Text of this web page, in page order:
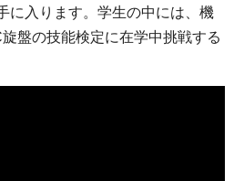
に入ります。学生の中には、機
盤の技能検定に在学中挑戦する